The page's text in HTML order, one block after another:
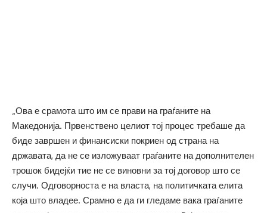
„Ова е срамота што им се прави на граѓаните на
Македонија. Првенствено целиот тој процес требаше да
биде завршен и финансиски покриен од страна на
државата, да не се изложуваат граѓаните на дополнителен
трошок бидејќи тие не се виновни за тој договор што се
случи. Одговорноста е на власта, на политичката елита
која што владее. Срамно е да ги гледаме вака граѓаните